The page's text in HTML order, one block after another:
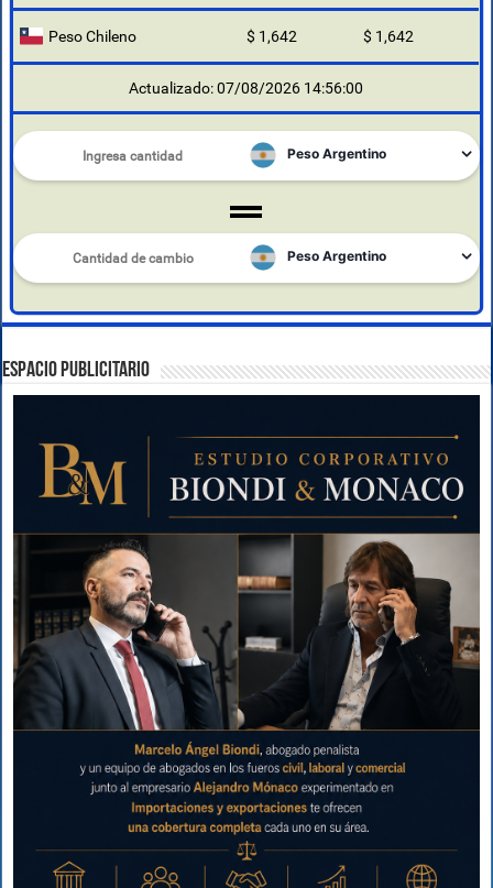
Peso Chileno $ 1,642 $ 1,642
Actualizado: 07/08/2026 14:56:00
ESPACIO PUBLICITARIO